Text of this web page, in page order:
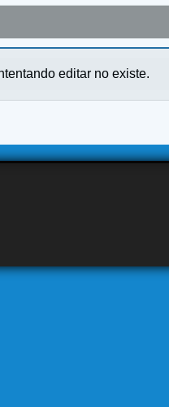
editar no existe.